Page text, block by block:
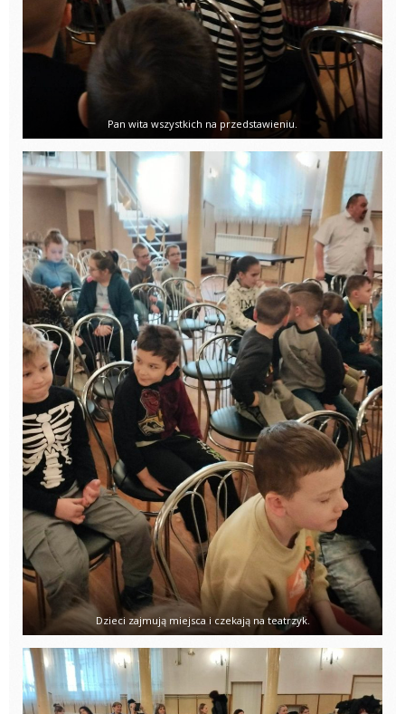
Pan wita wszystkich na przedstawieniu.
Dzieci zajmują miejsca i czekają na teatrzyk.